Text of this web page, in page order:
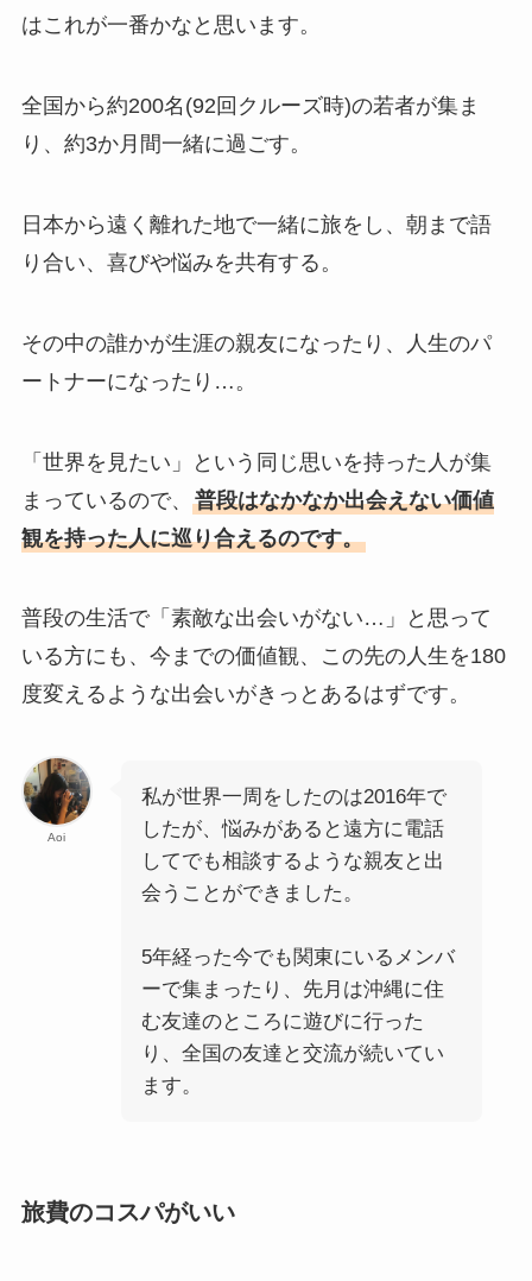
はこれが一番かなと思います。
全国から約200名(92回クルーズ時)の若者が集ま
り、約3か月間一緒に過ごす。
日本から遠く離れた地で一緒に旅をし、朝まで語
り合い、喜びや悩みを共有する。
その中の誰かが生涯の親友になったり、人生のパ
ートナーになったり…。
「世界を見たい」という同じ思いを持った人が集
まっているので、 普段はなかなか出会えない価値
観を持った人に巡り合えるのです。
普段の生活で「素敵な出会いがない…」と思って
いる方にも、今までの価値観、この先の人生を180
度変えるような出会いがきっとあるはずです。
Aoi
私が世界一周をしたのは2016年で
したが、悩みがあると遠方に電話
してでも相談するような親友と出
会うことができました。
5年経った今でも関東にいるメンバ
ーで集まったり、先月は沖縄に住
む友達のところに遊びに行った
り、全国の友達と交流が続いてい
ます。
旅費のコスパがいい